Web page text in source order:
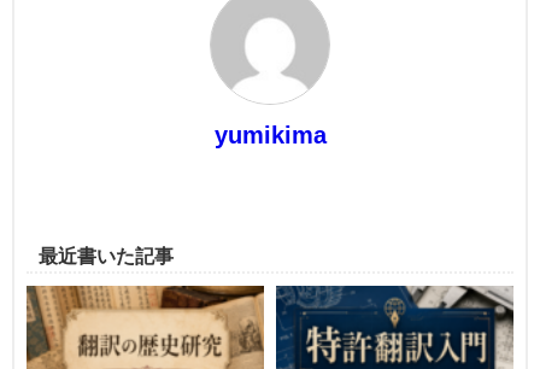
yumikima
最近書いた記事